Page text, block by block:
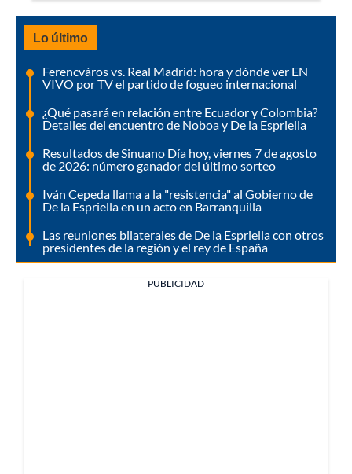
Lo último
Ferencváros vs. Real Madrid: hora y dónde ver EN
VIVO por TV el partido de fogueo internacional
¿Qué pasará en relación entre Ecuador y Colombia?
Detalles del encuentro de Noboa y De la Espriella
Resultados de Sinuano Día hoy, viernes 7 de agosto
de 2026: número ganador del último sorteo
Iván Cepeda llama a la "resistencia" al Gobierno de
De la Espriella en un acto en Barranquilla
Las reuniones bilaterales de De la Espriella con otros
presidentes de la región y el rey de España
PUBLICIDAD